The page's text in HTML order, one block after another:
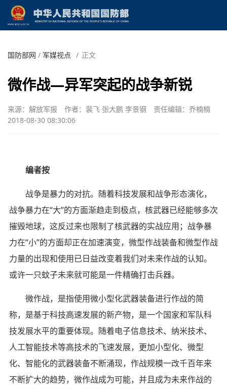
国防部网 / 军媒视点 / 正文
微作战—异军突起的战争新锐
来源：解放军报 作者：裴飞 张大鹏 李景钢
责任编辑：乔楠楠
2018-08-30 08:30:06
编者按
战争是暴力的对抗。随着科技发展和战争形态演化，
战争暴力在“大”的方面渐趋走到极点，核武器已经能够多次
摧毁地球，这反过来也限制了核武器的实战应用；战争暴
力在“小”的方面却正在加速演变，微型作战装备和微型作战
力量的出现和使用已日益改变着我们对未来作战的认知。
或许一只蚊子未来就可能是一件精确打击兵器。
微作战，是指使用微小型化武器装备进行作战的简
称，是基于科技高速发展的新产物，是一个国家和军队科
技发展水平的重要体现。随着电子信息技术、纳米技术、
人工智能技术等高技术的飞速发展，更加小型化、微型
化、智能化的武器装备不断涌现，作战规模一改千百年来
不断扩大的趋势，微作战成为可能，并且成为未来作战的